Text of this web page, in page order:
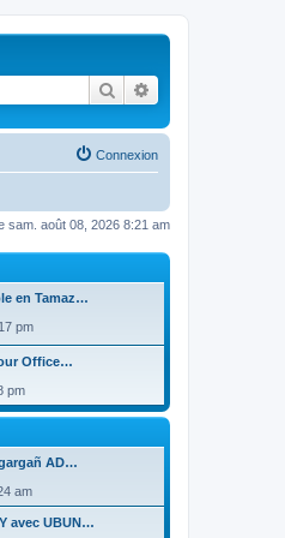
Rechercher
Connexion
sam. août 08, 2026 8:21 am
en Tamaz…
pm
Office…
pm
AD…
am
avec UBUN…